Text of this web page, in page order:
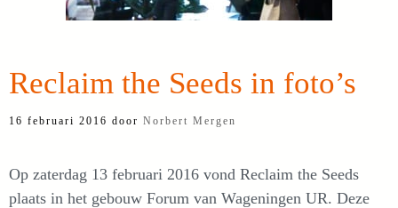
Reclaim the Seeds in foto’s
16 februari 2016 door Norbert Mergen
Op zaterdag 13 februari 2016 vond Reclaim the Seeds
plaats in het gebouw Forum van Wageningen UR. Deze